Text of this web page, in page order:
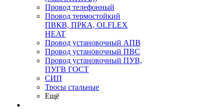
Провод телефонный
Провод термостойкий
ПВКВ, ПРКА, OLFLEX
HEAT
Провод установочный АПВ
Провод установочный ПВС
Провод установочный ПУВ,
ПУГВ ГОСТ
СИП
Тросы стальные
Ещё